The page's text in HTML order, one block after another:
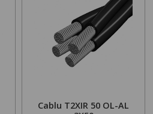
Cablu T2XIR 50 OL-AL